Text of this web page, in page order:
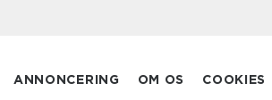
ANNONCERING OM OS COOKIES